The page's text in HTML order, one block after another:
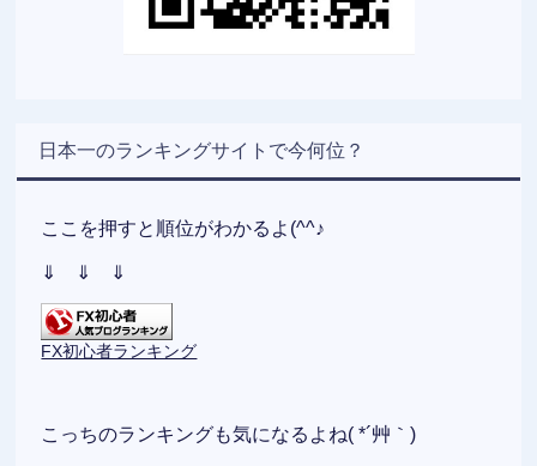
日本一のランキングサイトで今何位？
ここを押すと順位がわかるよ(^^♪
⇓ ⇓ ⇓
FX初心者ランキング
こっちのランキングも気になるよね( *´艸｀)